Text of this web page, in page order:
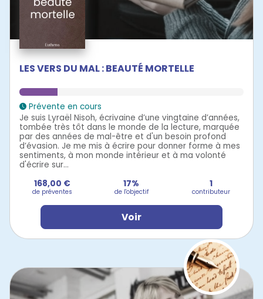
LES VERS DU MAL : BEAUTÉ MORTELLE
Prévente en cours
Je suis Lyraël Nisoh, écrivaine d’une vingtaine d’années,
tombée très tôt dans le monde de la lecture, marquée
par des années de mal-être et d'un besoin profond
d’évasion. Je me mis à écrire pour donner forme à mes
sentiments, à mon monde intérieur et à ma volonté
d'écrire sur...
168,00 €
de préventes
17%
de l'objectif
1
contributeur
Voir